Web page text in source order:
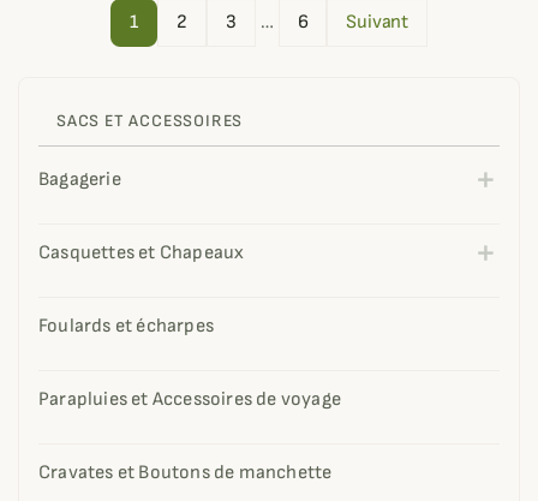
SACS ET ACCESSOIRES
Bagagerie
Casquettes et Chapeaux
Foulards et écharpes
Parapluies et Accessoires de voyage
Cravates et Boutons de manchette
1 2 3 … 6 Suivant